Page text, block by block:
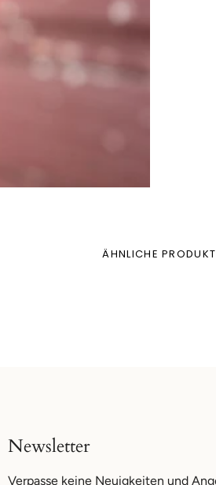
ÄHNLICHE
Newsletter
Verpasse keine Neuigkeiten und